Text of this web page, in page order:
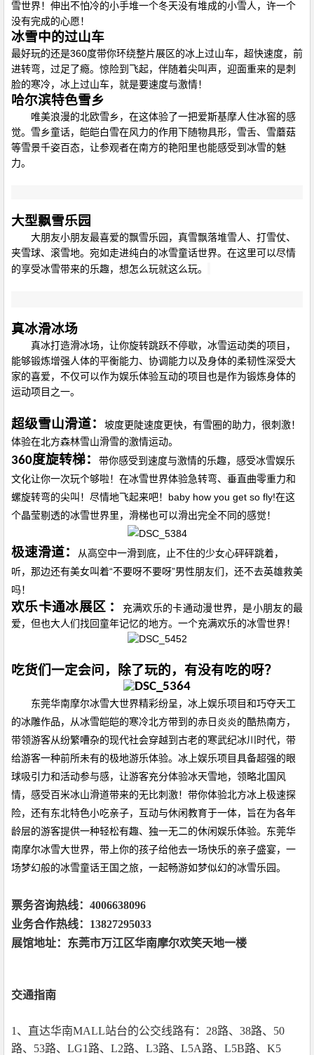
雪世界！伸出不怕冷的小手堆一个冬天没有堆成的小雪人，许一个
没有完成的心愿！
冰雪中的过山车
最好玩的还是360度带你环绕整片展区的冰上过山车，超快速度，前
进转弯，过足了瘾。惊险到飞起，伴随着尖叫声，迎面重来的是刺
脸的寒冷，冰上过山车，就是要速度与激情！
哈尔滨特色雪乡
唯美浪漫的北欧雪乡，在这体验了一把爱斯基摩人住冰窖的感
觉。雪乡童话，皑皑白雪在风力的作用下随物具形，雪舌、雪蘑菇
等雪景千姿百态，让参观者在南方的艳阳里也能感受到冰雪的魅
力。
大型飘雪乐园
大朋友小朋友最喜爱的飘雪乐园，真雪飘落堆雪人、打雪仗、
夹雪球、滚雪地。宛如走进纯白的冰雪童话世界。在这里可以尽情
的享受冰雪带来的乐趣，想怎么玩就这么玩。
真冰滑冰场
真冰打造滑冰场，让你旋转跳跃不停歇，冰雪运动类的项目，
能够锻炼增强人体的平衡能力、协调能力以及身体的柔韧性深受大
家的喜爱，不仅可以作为娱乐体验互动的项目也是作为锻炼身体的
运动项目之一。
超级雪山滑道：
坡度更陡速度更快，有雪圈的助力，很刺激！
体验在北方森林雪山滑雪的激情运动。
360度旋转梯：
带你感受到速度与激情的乐趣，感受冰雪娱乐
文化让你一次玩个够啦！在冰雪世界体验急转弯、垂直曲零重力和
螺旋转弯的尖叫！尽情地飞起来吧！ baby how you get so fly!在这
个晶莹剔透的冰雪世界里，滑梯也可以滑出完全不同的感觉！
极速滑道：
从高空中一滑到底，止不住的少女心砰砰跳着，
听，那边还有美女叫着“不要呀不要呀”男性朋友们，还不去英雄救美
吗！
欢乐卡通冰展区 ：
充满欢乐的卡通动漫世界，是小朋友的最
爱，但也大人们找回童年记忆的地方。一个充满欢乐的冰雪世界！
吃货们一定会问，除了玩的，有没有吃的呀？
东莞华南摩尔冰雪大世界精彩纷呈，冰上娱乐项目和巧夺天工
的冰雕作品，从冰雪皑皑的寒冷北方带到的赤日炎炎的酷热南方，
带领游客从纷繁嘈杂的现代社会穿越到古老的寒武纪冰川时代，带
给游客一种前所未有的极地游乐体验。冰上娱乐项目具备超强的眼
球吸引力和活动参与感，让游客充分体验冰天雪地，领略北国风
情，感受百米冰山滑道带来的无比刺激！带你体验北方冰上极速探
险，还有东北特色小吃亲子，互动与休闲教育于一体，旨在为各年
龄层的游客提供一种轻松有趣、独一无二的休闲娱乐体验。东莞华
南摩尔冰雪大世界，带上你的孩子给他去一场快乐的亲子盛宴，一
场梦幻般的冰雪童话王国之旅，一起畅游如梦似幻的冰雪乐园。
票务咨询热线：4006638096
业务合作热线：13827295033
展馆地址：东莞市万江区华南摩尔欢笑天地一楼
交通指南
1 、直达华南MALL站台的公交线路有：28路、38路、50
路、53路、LG1路、L2路、L3路、L5A路、L5B路、K5